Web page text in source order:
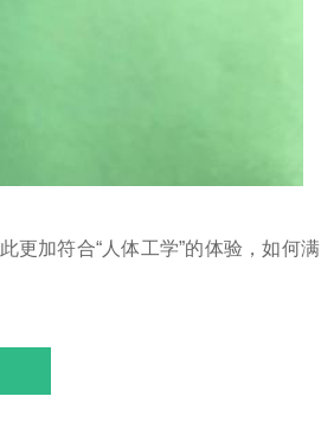
更加符合“人体工学”的体验，如何满